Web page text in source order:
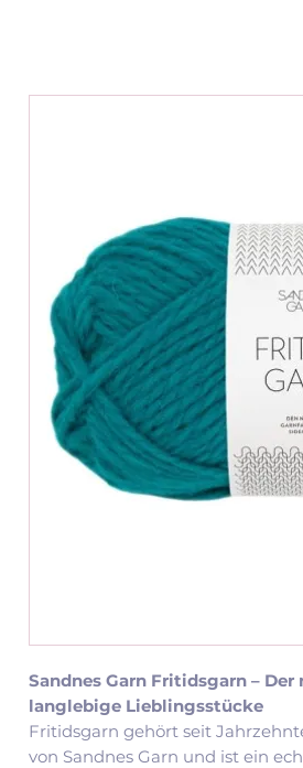
Sandnes Garn Fritidsgarn –
langlebige Lieblingsstücke
Fritidsgarn gehört seit
von Sandnes Garn und ist ein